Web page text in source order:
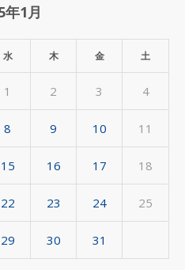
年1月
水 木 金 土
1 2 3 4
8 9 10 11
15 16 17 18
22 23 24 25
29 30 31